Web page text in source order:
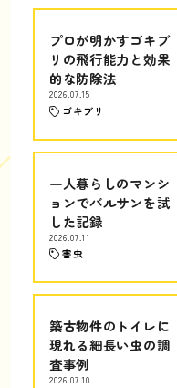
プロが明かすゴキブ
リの飛行能力と効果
的な防除法
2026.07.15
ゴキブリ
一人暮らしのマンシ
ョンでバルサンを試
した記録
2026.07.11
害虫
築古物件のトイレに
現れる細長い虫の調
査事例
2026.07.10